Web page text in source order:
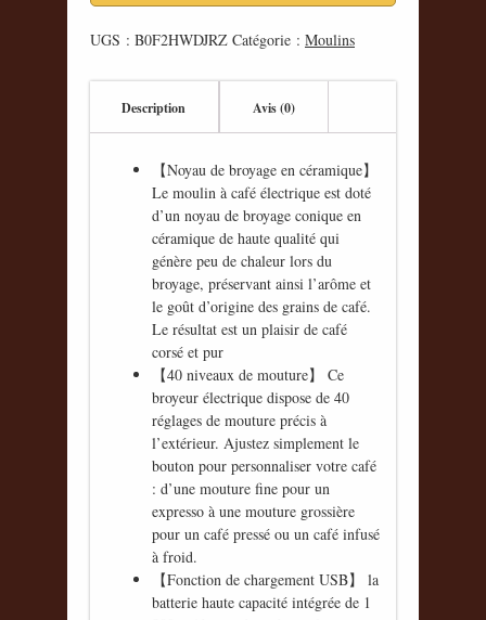
UGS : B0F2HWDJRZ Catégorie : Moulins
Description Avis (0)
【Noyau de broyage en céramique】
Le moulin à café électrique est doté
d’un noyau de broyage conique en
céramique de haute qualité qui
génère peu de chaleur lors du
broyage, préservant ainsi l’arôme et
le goût d’origine des grains de café.
Le résultat est un plaisir de café
corsé et pur
【40 niveaux de mouture】 Ce
broyeur électrique dispose de 40
réglages de mouture précis à
l’extérieur. Ajustez simplement le
bouton pour personnaliser votre café
: d’une mouture fine pour un
expresso à une mouture grossière
pour un café pressé ou un café infusé
à froid.
【Fonction de chargement USB】 la
batterie haute capacité intégrée de 1